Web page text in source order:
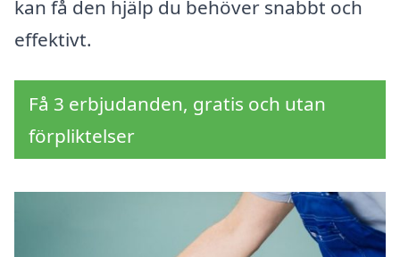
kan få den hjälp du behöver snabbt och
effektivt.
Få 3 erbjudanden, gratis och utan
förpliktelser